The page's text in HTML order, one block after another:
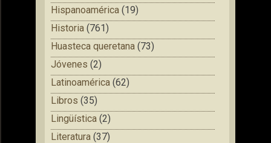
Hispanoamérica (19)
Historia (761)
Huasteca queretana (73)
Jóvenes (2)
Latinoamérica (62)
Libros (35)
Lingüística (2)
Literatura (37)